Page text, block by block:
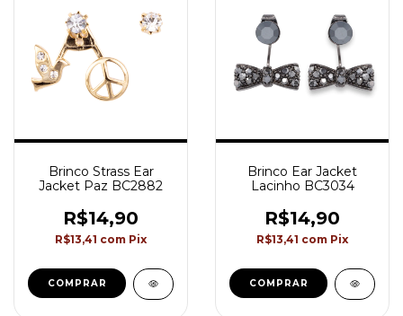
Brinco Strass Ear
Jacket Paz BC2882
R$14,90
R$13,41 com Pix
Brinco Ear Jacket
Lacinho BC3034
R$14,90
R$13,41 com Pix
COMPRAR